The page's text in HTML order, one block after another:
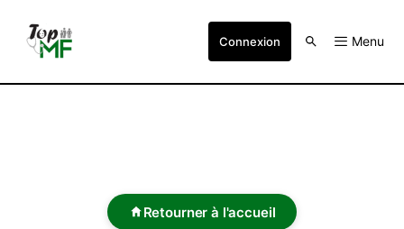
Connexion Menu
Retourner à l'accueil